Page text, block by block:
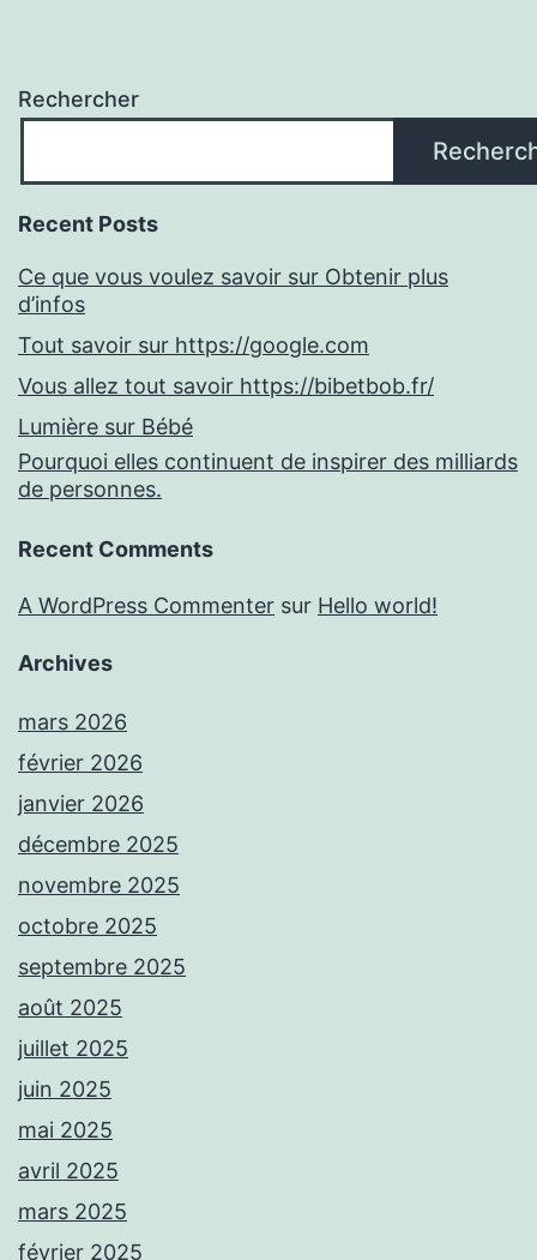
Rechercher
Recent Posts
Ce que vous voulez savoir sur Obtenir plus
d’infos
Tout savoir sur https://google.com
Vous allez tout savoir https://bibetbob.fr/
Lumière sur Bébé
Pourquoi elles continuent de inspirer des milliards
de personnes.
Recent Comments
A WordPress Commenter sur Hello world!
Archives
mars 2026
février 2026
janvier 2026
décembre 2025
novembre 2025
octobre 2025
septembre 2025
août 2025
juillet 2025
juin 2025
mai 2025
avril 2025
mars 2025
février 2025